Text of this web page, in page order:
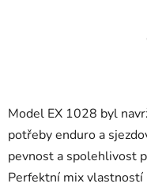
Model EX 1028 byl
potřeby enduro a
pevnost a spolehlivost
Perfektní mix vlastností